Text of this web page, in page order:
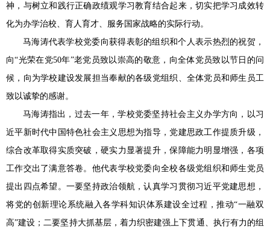
神，与树立和践行正确政绩观学习教育结合起来，切实把学习成效转
化为办学治校、育人育才、服务国家战略的实际行动。
马海涛代表学校党委向获得表彰的组织和个人表示热烈的祝贺，
向“光荣在党50年”老党员致以崇高的敬意，向全体党员致以节日的问
候，向为学校建设发展担当奉献的各级党组织、全体党员和师生员工
致以诚挚的感谢。
马海涛指出，过去一年，学校党委坚持社会主义办学方向，以习
近平新时代中国特色社会主义思想为指导，党建思政工作提质升级，
综合改革取得实质突破，硬实力显著提升，保障能力明显增强，各项
工作交出了满意答卷。他代表学校党委向全校各级党组织和师生党员
提出四点希望。一要坚持政治领航，认真学习贯彻习近平党建思想，
将党的创新理论系统融入各学科知识体系建设全过程，推动“一融双
高”建设；二要坚持大抓基层，着力织密建强上下贯通、执行有力的组